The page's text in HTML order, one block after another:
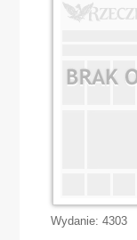
Wydanie: 4303